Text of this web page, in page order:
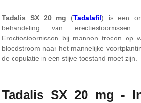
Tadalis SX 20 mg (Tadalafil) is een
behandeling van
Erectiestoornissen bij mannen treden op
bloedstroom naar het mannelijke
de copulatie in een stijve toestand moet zijn.
Tadalis SX 20 mg -